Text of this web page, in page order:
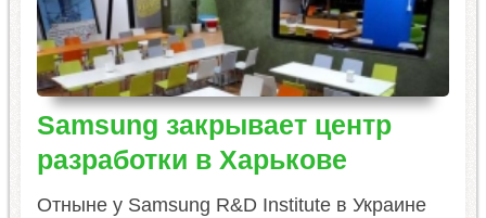
Samsung закрывает центр
разработки в Харькове
Отныне у Samsung R&D Institute в Украине